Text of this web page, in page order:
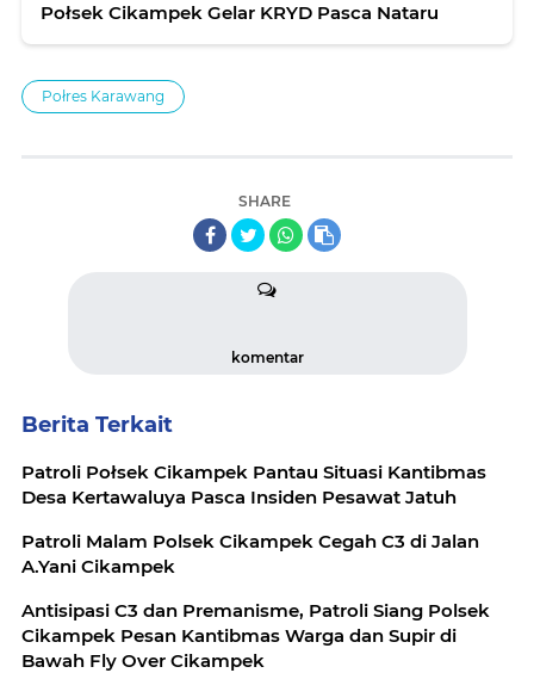
Połsek Cikampek Gelar KRYD Pasca Nataru
Połres Karawang
SHARE
komentar
Berita Terkait
Patroli Połsek Cikampek Pantau Situasi Kantibmas
Desa Kertawaluya Pasca Insiden Pesawat Jatuh
Patroli Malam Polsek Cikampek Cegah C3 di Jalan
A.Yani Cikampek
Antisipasi C3 dan Premanisme, Patroli Siang Polsek
Cikampek Pesan Kantibmas Warga dan Supir di
Bawah Fly Over Cikampek